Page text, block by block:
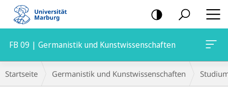
Mobile-
Navigation
FB 09 | Germanistik und Kunstwissenschaften
Breadcrumb-
Navigation
Startseite Germanistik und Kunstwissenschaften